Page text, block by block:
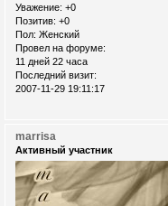
Уважение: +0
Позитив: +0
Пол: Женский
Провел на форуме:
11 дней 22 часа
Последний визит:
2007-11-29 19:11:17
marrisa
Активный участник